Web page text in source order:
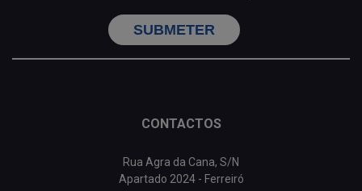
SUBMETER
CONTACTOS
Rua Agra da Cana, S/N
Apartado 2024 - Ferreiró